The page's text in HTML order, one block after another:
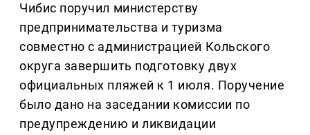
Чибис поручил министерству
предпринимательства и туризма
совместно с администрацией Кольского
округа завершить подготовку двух
официальных пляжей к 1 июля. Поручение
было дано на заседании комиссии по
предупреждению и ликвидации